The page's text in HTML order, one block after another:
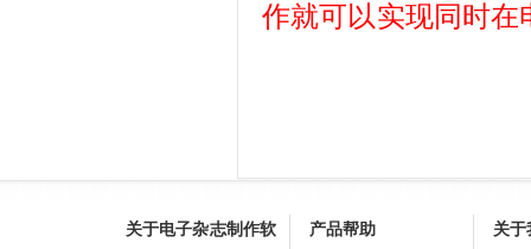
作就可以实现同时在
关于电子杂志制作软
产品帮助 关于